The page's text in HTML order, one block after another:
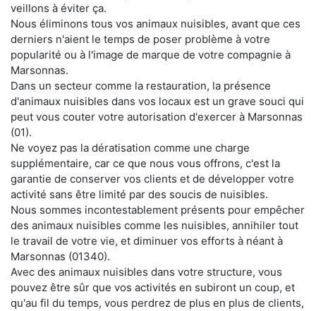
veillons à éviter ça.
Nous éliminons tous vos animaux nuisibles, avant que ces
derniers n'aient le temps de poser problème à votre
popularité ou à l'image de marque de votre compagnie à
Marsonnas.
Dans un secteur comme la restauration, la présence
d'animaux nuisibles dans vos locaux est un grave souci qui
peut vous couter votre autorisation d'exercer à Marsonnas
(01).
Ne voyez pas la dératisation comme une charge
supplémentaire, car ce que nous vous offrons, c'est la
garantie de conserver vos clients et de développer votre
activité sans être limité par des soucis de nuisibles.
Nous sommes incontestablement présents pour empêcher
des animaux nuisibles comme les nuisibles, annihiler tout
le travail de votre vie, et diminuer vos efforts à néant à
Marsonnas (01340).
Avec des animaux nuisibles dans votre structure, vous
pouvez être sûr que vos activités en subiront un coup, et
qu'au fil du temps, vous perdrez de plus en plus de clients,